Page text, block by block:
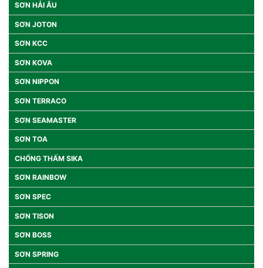
SƠN HẢI ÂU
SƠN JOTON
SƠN KCC
SƠN KOVA
SƠN NIPPON
SƠN TERRACO
SƠN SEAMASTER
SƠN TOA
CHỐNG THẤM SIKA
SƠN RAINBOW
SƠN SPEC
SƠN TISON
SƠN BOSS
SƠN SPRING